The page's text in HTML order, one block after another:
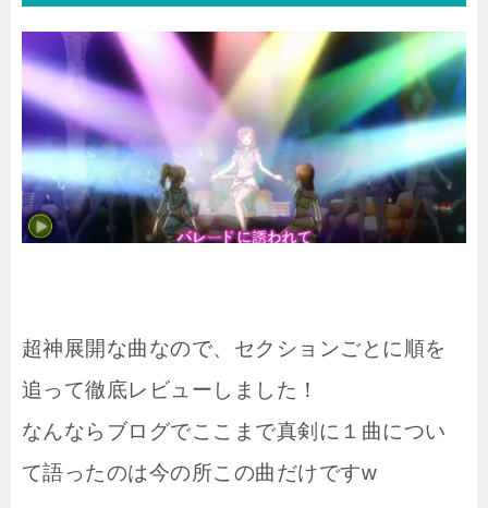
超神展開な曲なので、セクションごとに順を
追って徹底レビューしました！
なんならブログでここまで真剣に１曲につい
て語ったのは今の所この曲だけですw